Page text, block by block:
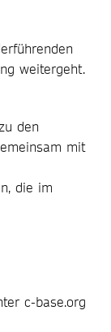
weitergeht.
zu den
mit
die im
c-base.org